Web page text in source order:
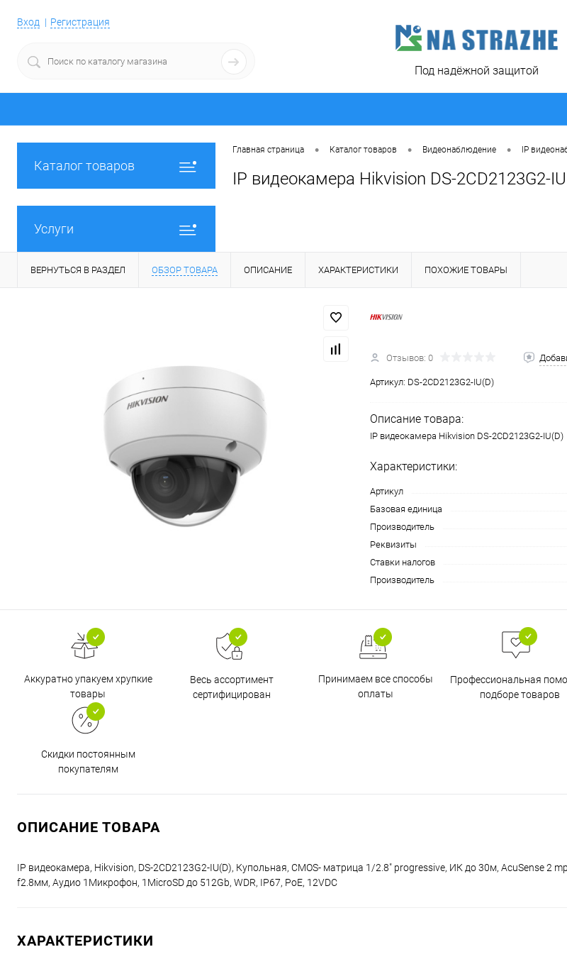
Вход Регистрация
Под надёжной защитой
Каталог товаров
Услуги
Главная страница • Каталог товаров • Видеонаблюдение • IP
IP видеокамера Hikvision DS-2CD2123G2-
ВЕРНУТЬСЯ В РАЗДЕЛ ОБЗОР ТОВАРА ОПИСАНИЕ ХАРАКТЕРИСТИКИ ПОХОЖИЕ ТОВАРЫ
Отзывов: 0
Артикул: DS-2CD2123G2-IU(D)
Описание товара:
IP видеокамера Hikvision DS-2CD2123G2-IU(D)
Характеристики:
Артикул
Базовая единица
Производитель
Реквизиты
Ставки налогов
Производитель
Аккуратно упакуем хрупкие
товары
Весь ассортимент
сертифицирован
Принимаем все способы
оплаты
Профессиональная
подборе товаров
Скидки постоянным
покупателям
ОПИСАНИЕ ТОВАРА
IP видеокамера, Hikvision, DS-2CD2123G2-IU(D), Купольная, CMOS- матрица 1/2.8" progressive, ИК до 30м, AcuSense 2
f2.8мм, Аудио 1Микрофон, 1MicroSD до 512Gb, WDR, IP67, PoE, 12VDC
ХАРАКТЕРИСТИКИ